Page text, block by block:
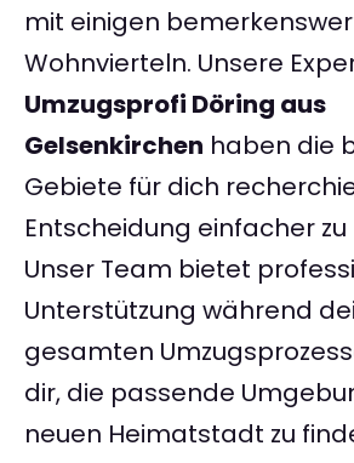
mit einigen
Wohnvierteln. Unsere
Umzugsprofi Döring aus
Gelsenkirchen haben die
Gebiete für dich
Entscheidung einfacher
Unser Team bietet
Unterstützung während
gesamten
dir, die passende
neuen Heimatstadt zu